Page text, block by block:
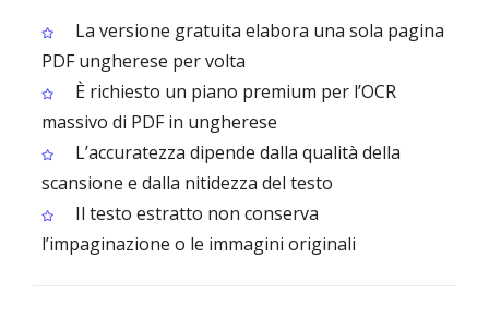
La versione gratuita elabora una sola pagina
PDF ungherese per volta
È richiesto un piano premium per l’OCR
massivo di PDF in ungherese
L’accuratezza dipende dalla qualità della
scansione e dalla nitidezza del testo
Il testo estratto non conserva
l’impaginazione o le immagini originali